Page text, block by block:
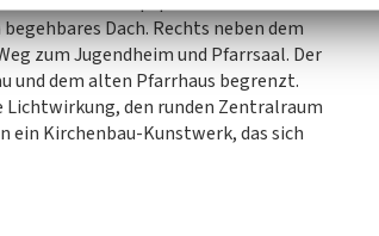
Dach. Rechts neben dem
zum Jugendheim und Pfarrsaal. Der
und dem alten Pfarrhaus begrenzt.
Lichtwirkung, den runden Zentralraum
ein Kirchenbau-Kunstwerk, das sich